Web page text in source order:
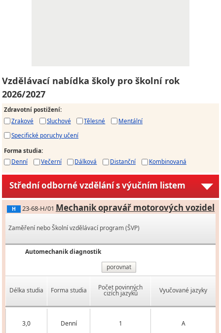
Vzdělávací nabídka školy pro školní rok
2026/2027
Zdravotní postižení:
Zrakové
Sluchové Tělesné
Mentální
Specifické poruchy učení
Forma studia:
Denní
Večerní Dálková Distanční Kombinovaná
Střední odborné vzdělání s výučním listem
H 23-68-H/01 Mechanik opravář motorových vozidel
Zaměření nebo Školní vzdělávací program (ŠVP)
Automechanik diagnostik
porovnat
Délka studia Forma studia Počet povinných
cizích jazyků Vyučované jazyky
3,0 Denní 1 A